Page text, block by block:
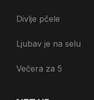
Divlje pčele
Ljubav je na selu
Večera za 5